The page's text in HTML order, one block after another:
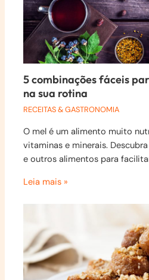
5 combinações fáceis
na sua rotina
RECEITAS & GASTRONOMIA
O mel é um alimento muito
vitaminas e minerais.
e outros alimentos para
Leia mais »